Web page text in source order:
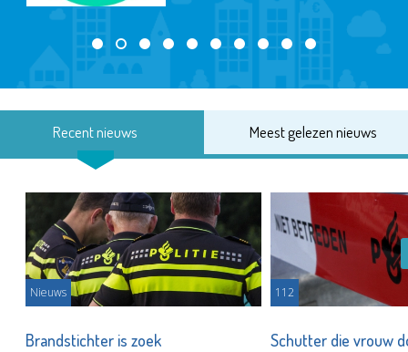
Recent nieuws Meest gelezen nieuws
Nieuws
Brandstichter is zoek
112
Schutter die vrouw